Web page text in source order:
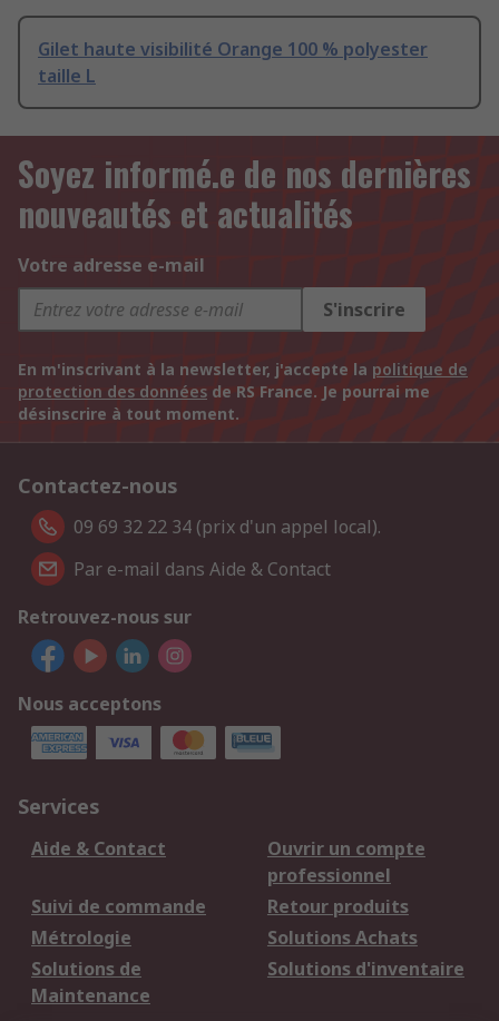
Gilet haute visibilité Orange 100 % polyester
taille L
Soyez informé.e de nos dernières
nouveautés et actualités
Votre adresse e-mail
S'inscrire
En m'inscrivant à la newsletter, j'accepte la politique de
protection des données de RS France. Je pourrai me
désinscrire à tout moment.
Contactez-nous
09 69 32 22 34 (prix d'un appel local).
Par e-mail dans Aide & Contact
Retrouvez-nous sur
Nous acceptons
Services
Aide & Contact
Ouvrir un compte
professionnel
Suivi de commande
Retour produits
Métrologie
Solutions Achats
Solutions de
Maintenance
Solutions d'inventaire